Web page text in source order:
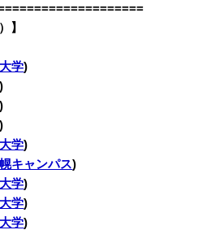
】
学)
)
)
)
学)
キャンパス)
学)
学)
学)